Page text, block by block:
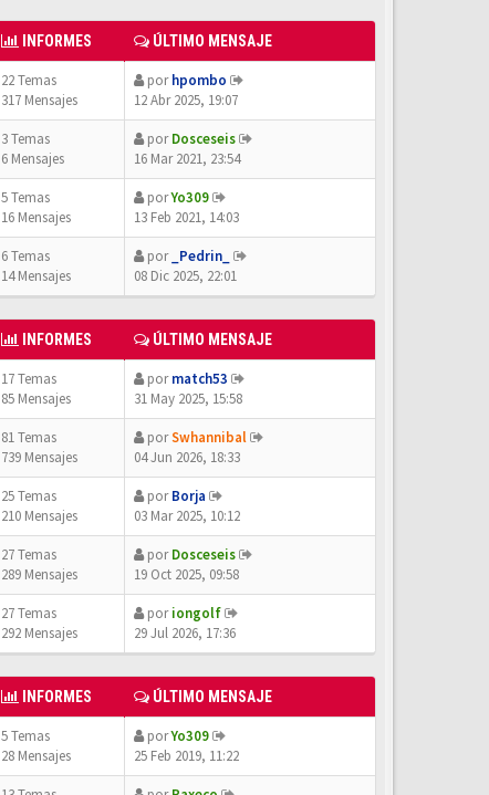
INFORMES ÚLTIMO MENSAJE
22 Temas
317 Mensajes
porhpombo
12 Abr 2025, 19:07
3 Temas
6 Mensajes
porDosceseis
16 Mar 2021, 23:54
5 Temas
16 Mensajes
porYo309
13 Feb 2021, 14:03
6 Temas
14 Mensajes
por _Pedrin_
08 Dic 2025, 22:01
INFORMES ÚLTIMO MENSAJE
17 Temas
85 Mensajes
pormatch53
31 May 2025, 15:58
81 Temas
739 Mensajes
porSwhannibal
04 Jun 2026, 18:33
25 Temas
210 Mensajes
porBorja
03 Mar 2025, 10:12
27 Temas
289 Mensajes
porDosceseis
19 Oct 2025, 09:58
27 Temas
292 Mensajes
poriongolf
29 Jul 2026, 17:36
INFORMES ÚLTIMO MENSAJE
5 Temas
28 Mensajes
porYo309
25 Feb 2019, 11:22